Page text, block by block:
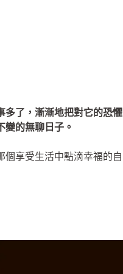
多了，漸漸地把對它的恐懼
的無聊日子。
個享受生活中點滴幸福的自